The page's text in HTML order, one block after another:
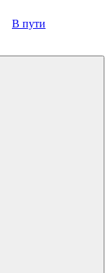
В пути